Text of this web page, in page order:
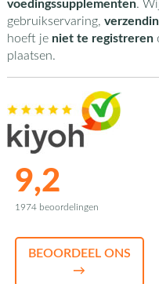
voedingssupplementen.
gebruikservaring,
hoeft je niet te registreren
plaatsen.
9,2
1974 beoordelingen
BEOORDEEL ONS
→